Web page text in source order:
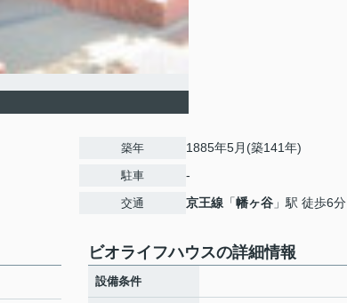
築年 1885年5月(築141年)
駐車 -
交通 京王線 「幡ヶ谷 」駅 徒歩6分
ビオライフハウスの詳細情報
設備条件